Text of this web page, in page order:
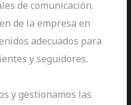
de comunicación.
de la empresa en
adecuados para
y seguidores.
y gestionamos las